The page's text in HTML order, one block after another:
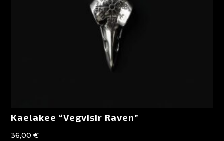
Kaelakee “Vegvisir Raven”
36,00€